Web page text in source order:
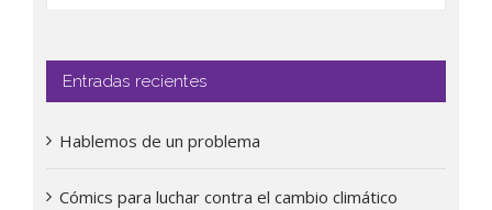
Entradas recientes
Hablemos de un problema
Cómics para luchar contra el cambio climático